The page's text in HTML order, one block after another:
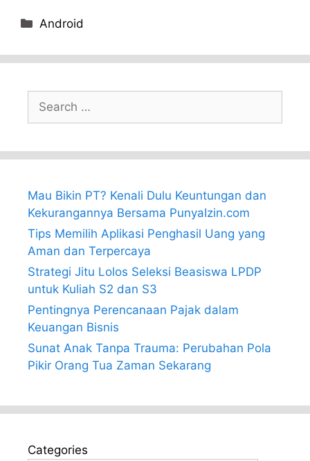
Categories
Android
for:
Mau Bikin PT? Kenali Dulu Keuntungan dan
Kekurangannya Bersama PunyaIzin.com
Tips Memilih Aplikasi Penghasil Uang yang
Aman dan Terpercaya
Strategi Jitu Lolos Seleksi Beasiswa LPDP
untuk Kuliah S2 dan S3
Pentingnya Perencanaan Pajak dalam
Keuangan Bisnis
Sunat Anak Tanpa Trauma: Perubahan Pola
Pikir Orang Tua Zaman Sekarang
Categories